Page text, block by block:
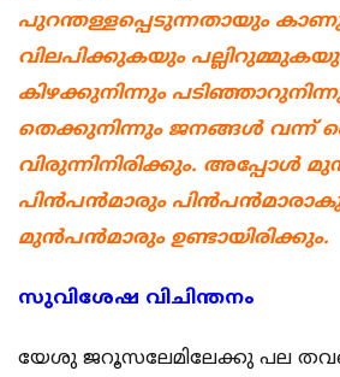
പുറന്തള്ളപ്പെടുന്നതായും
വിലപിക്കുകയും
കിഴക്കുനിന്നും
തെക്കുനിന്നും ജനങ്ങള്‍ വന്ന്
വിരുന്നിനിരിക്കും. അപ്പോള്‍
പിന്‍പന്‍മാരും
മുന്‍പന്‍മാരും ഉണ്ടായിരിക്കും.
സുവിശേഷ വിചിന്തനം
യേശു ജറൂസലേമിലേക്കു പല